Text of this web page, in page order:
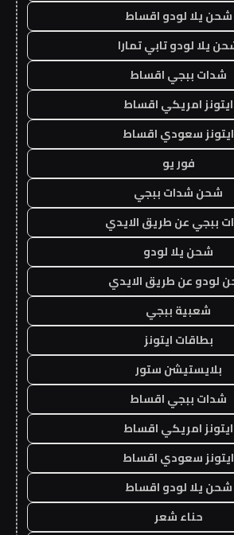
شحن يلا لودو اقساط
يلا لودو تابي تمارا
شدات ببجي اقساط
ايتونز امريكي اقساط
ايتونز سعودي اقساط
فور يو
شحن شدات ببجي
ببجي عن طريق الايدي
شحن يلا لودو
لودو عن طريق الايدي
شعبية ببجي
بطاقات ايتونز
بلايستيشن ستور
شدات ببجي اقساط
ايتونز امريكي اقساط
ايتونز سعودي اقساط
شحن يلا لودو اقساط
حناء شعر